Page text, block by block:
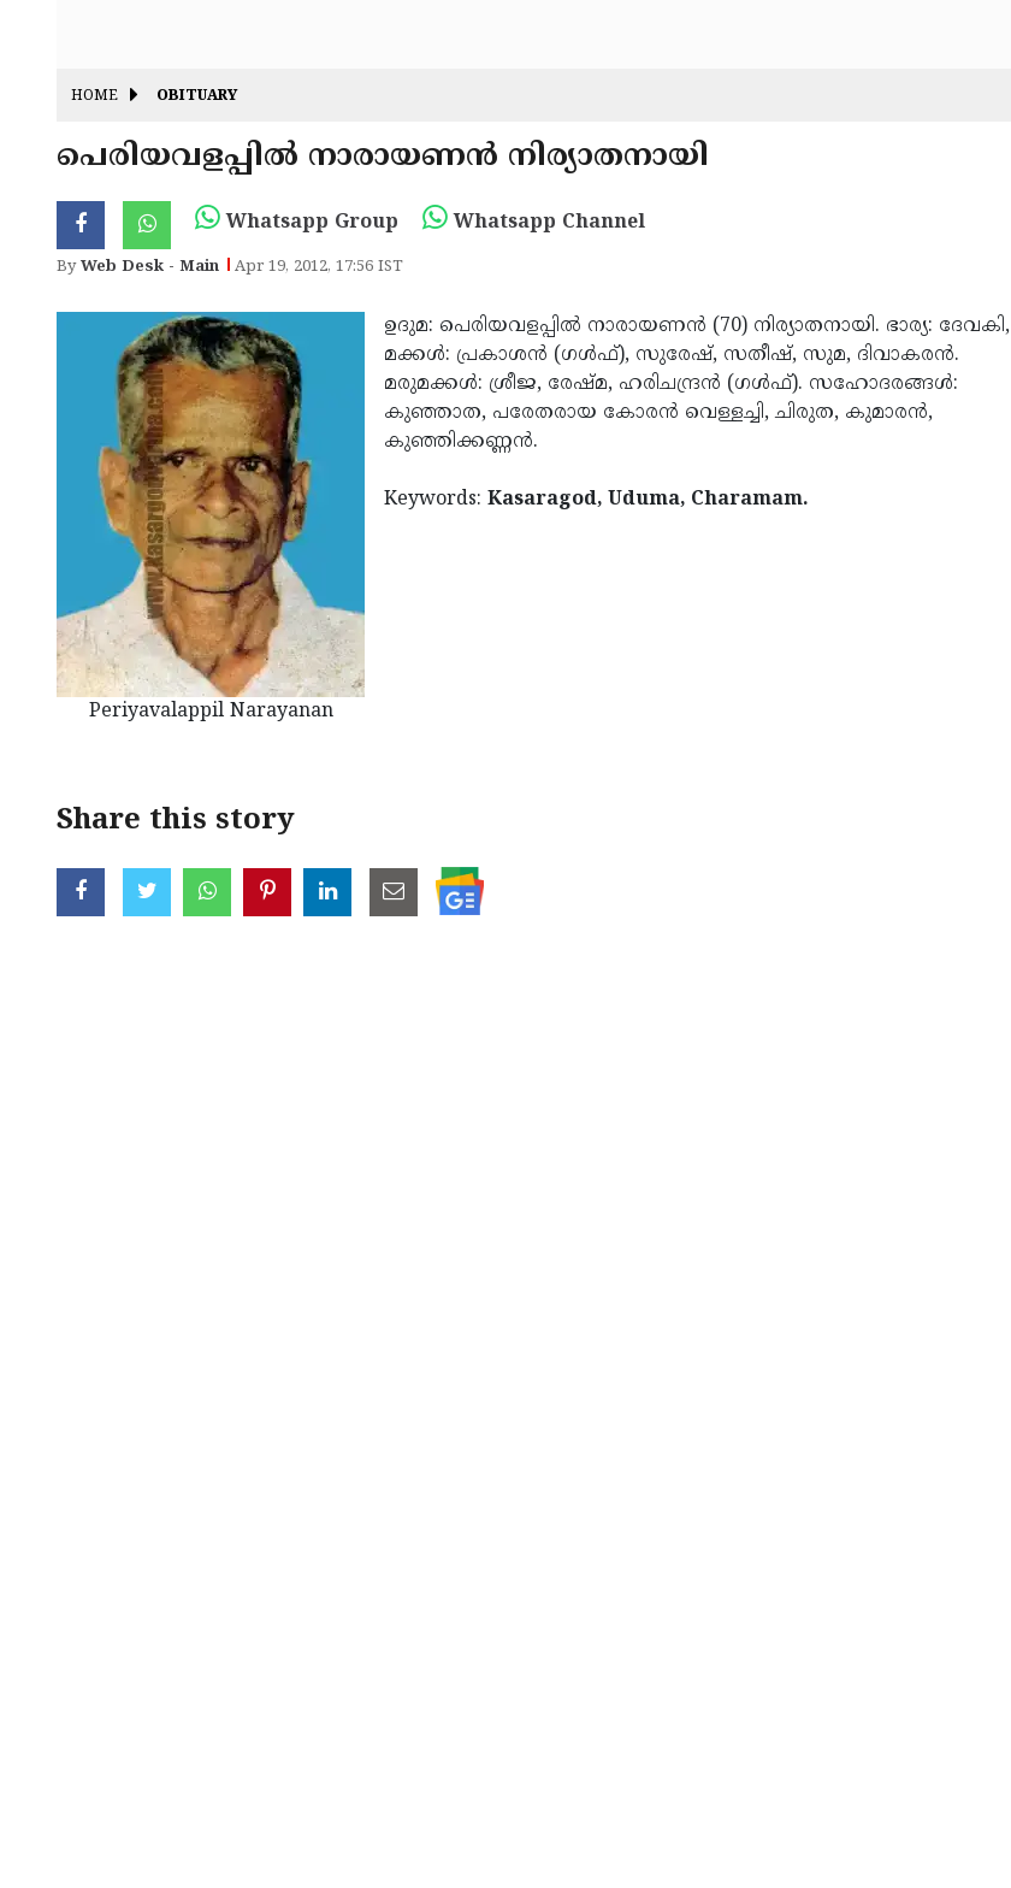
HOME OBITUARY
പെരിയവളപ്പില്‍ നാരായണന്‍ നിര്യാതനായി
Whatsapp Group Whatsapp Channel
ByWeb Desk - Main Apr 19, 2012, 17:56 IST
Periyavalappil Narayanan
ഉദുമ: പെരിയവളപ്പില്‍ നാരായണന്‍ (70) നിര്യാതനായി. ഭാര്യ: ദേവകി,
മക്കള്‍: പ്രകാശന്‍ (ഗള്‍ഫ്), സുരേഷ്, സതീഷ്, സുമ, ദിവാകരന്‍.
മരുമക്കള്‍: ശ്രീജ, രേഷ്മ, ഹരിചന്ദ്രന്‍ (ഗള്‍ഫ്). സഹോദരങ്ങള്‍:
കുഞ്ഞാത, പരേതരായ കോരന്‍ വെള്ളച്ചി, ചിരുത, കുമാരന്‍,
കുഞ്ഞിക്കണ്ണന്‍.
Keywords: Kasaragod, Uduma, Charamam.
Share this story